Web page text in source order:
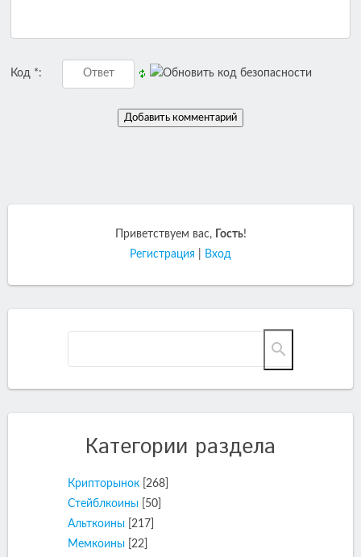
Код *:
Приветствуем вас, Гость!
Регистрация
Вход
Категории раздела
Крипторынок
[268]
Стейблкоины
[50]
Альткоины
[217]
Мемкоины
[22]